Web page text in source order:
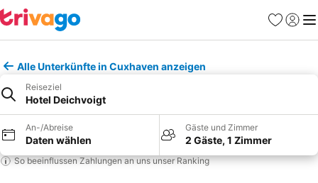
Favoriten
Alle Unterkünfte in Cuxhaven anzeigen
Reiseziel
Hotel Deichvoigt
An-/Abreise
Daten wählen
Gäste und Zimmer
2 Gäste, 1 Zimmer
So beeinflussen Zahlungen an uns unser Ranking